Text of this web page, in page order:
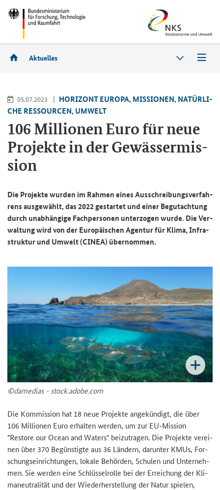
Aktuelles
05.07.2023
HO­RI­ZONT EU­RO­PA, MIS­SIO­NEN, NA­TÜR­LI­
CHE RES­SOUR­CEN, UM­WELT
106 Mil­lio­nen Euro für neue
Pro­jek­te in der Ge­wäs­ser­mis­
si­on
Die Pro­jek­te wur­den im Rah­men eines Aus­schrei­bungs­ver­fah­
rens aus­ge­wählt, das 2022 ge­star­tet und einer Be­gut­ach­tung
durch un­ab­hän­gi­ge Fach­per­so­nen un­ter­zo­gen wurde. Die Ver­
wal­tung wird von der Eu­ro­päi­schen Agen­tur für Klima, In­fra­
struk­tur und Um­welt (CINEA) über­nom­men.
©da­me­di­as - stock.adobe.com
Die Kom­mis­si­on hat 18 neue Pro­jek­te an­ge­kün­digt, die über
106 Mil­lio­nen Euro er­hal­ten wer­den, um zur EU-​Mission
"Restore our Ocean and Waters" bei­zu­tra­gen. Die Pro­jek­te ver­ei­
nen über 370 Be­güns­tig­te aus 36 Län­dern, dar­un­ter KMUs, For­
schungs­ein­rich­tun­gen, lo­ka­le Be­hör­den, Schu­len und Un­ter­neh­
men. Sie wer­den eine Schlüs­sel­rol­le bei der Er­rei­chung der Kli­
ma­neu­tra­li­tät und der Wie­der­her­stel­lung der Natur spie­len,